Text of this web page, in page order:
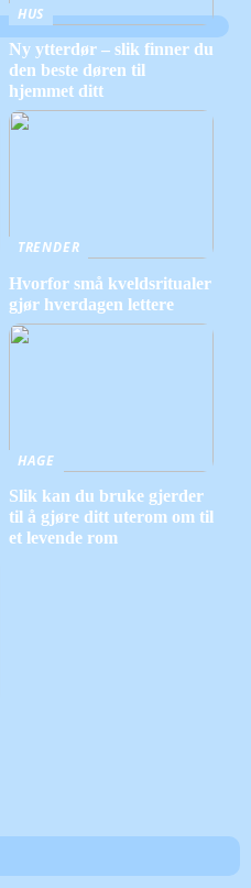
HUS
Ny ytterdør – slik finner du
den beste døren til
hjemmet ditt
TRENDER
Hvorfor små kveldsritualer
gjør hverdagen lettere
HAGE
Slik kan du bruke gjerder
til å gjøre ditt uterom om til
et levende rom